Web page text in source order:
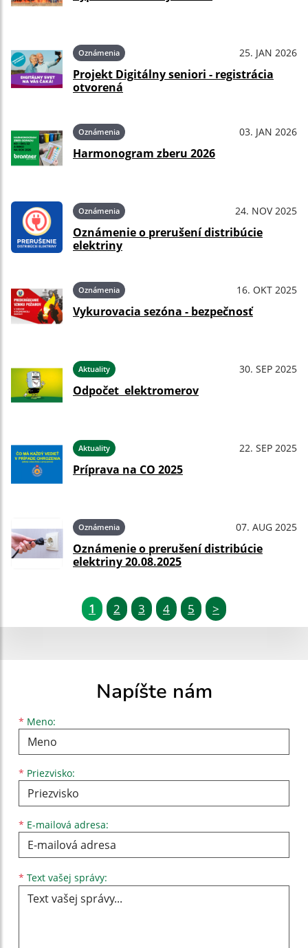
Oznámenia 25. JAN 2026
Projekt Digitálny seniori - registrácia
otvorená
Oznámenia 03. JAN 2026
Harmonogram zberu 2026
Oznámenia 24. NOV 2025
Oznámenie o prerušení distribúcie
elektriny
Oznámenia 16. OKT 2025
Vykurovacia sezóna - bezpečnosť
Aktuality 30. SEP 2025
Odpočet elektromerov
Aktuality 22. SEP 2025
Príprava na CO 2025
Oznámenia 07. AUG 2025
Oznámenie o prerušení distribúcie
elektriny 20.08.2025
1 2 3 4 5 >
Napíšte nám
* Meno:
Meno
* Priezvisko:
Priezvisko
* E-mailová adresa:
E-mailová adresa
* Text vašej správy: